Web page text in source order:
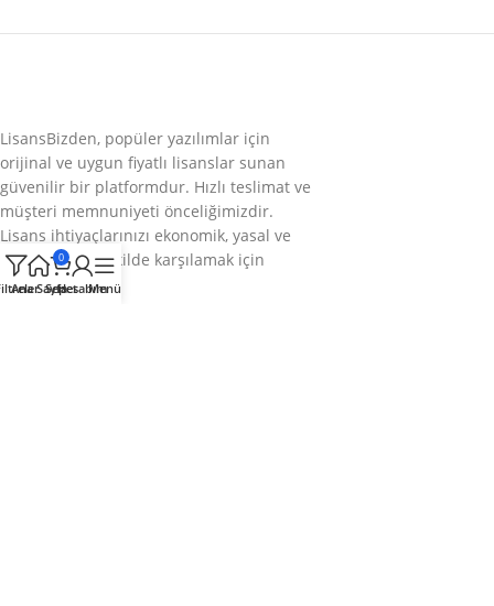
LisansBizden, popüler yazılımlar için
orijinal ve uygun fiyatlı lisanslar sunan
güvenilir bir platformdur. Hızlı teslimat ve
müşteri memnuniyeti önceliğimizdir.
Lisans ihtiyaçlarınızı ekonomik, yasal ve
sorunsuz bir şekilde karşılamak için
buradayız.
Ana Sayfa
0
Sepet
Hesabım
Menü